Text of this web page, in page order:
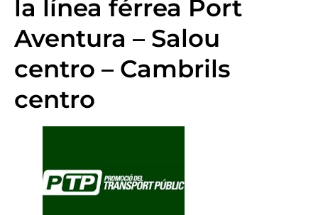
la línea férrea Port
Aventura – Salou
centro – Cambrils
centro